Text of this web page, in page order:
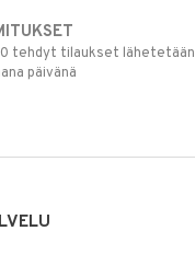
tehdyt tilaukset lähetetään
päivänä